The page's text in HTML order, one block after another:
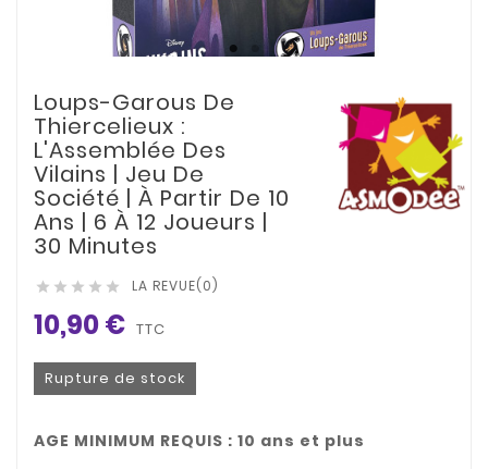
Loups-Garous De
Thiercelieux :
L'Assemblée Des
Vilains | Jeu De
Société | À Partir De 10
Ans | 6 À 12 Joueurs |
30 Minutes
     LA REVUE(0)
10,90 € TTC
Rupture de stock
AGE MINIMUM REQUIS : 10 ans et plus